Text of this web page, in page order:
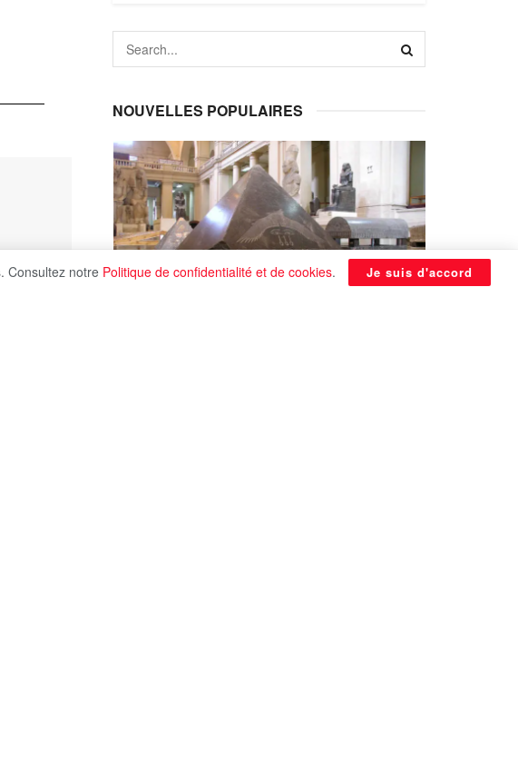
NOUVELLES POPULAIRES
Consultez notre Politique de confidentialité et de cookies. Je suis d'accord